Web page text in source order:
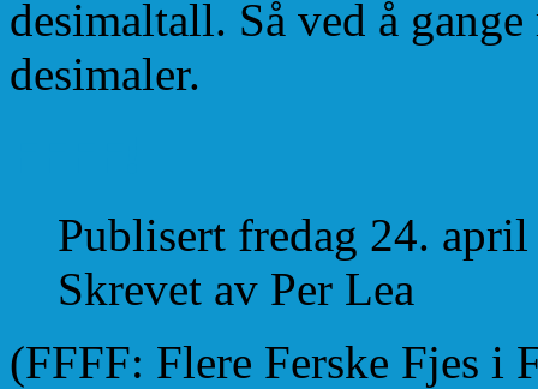
desimaltall. Så ved å
desimaler.
Publisert fredag 24.
Skrevet av Per Lea
(FFFF: Flere Ferske Fjes i